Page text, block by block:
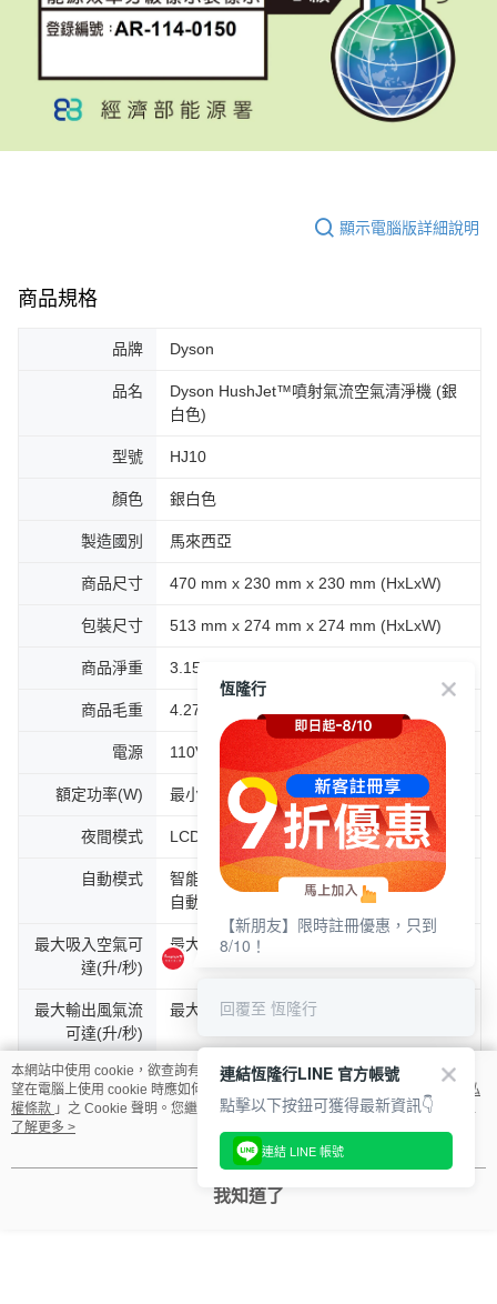
顯示電腦版詳細說明
商品規格
品牌 Dyson
品名
Dyson HushJet™噴射氣流空氣清淨機 (銀
白色)
型號 HJ10
顏色 銀白色
製造國別 馬來西亞
商品尺寸 470 mm x 230 mm x 230 mm (HxLxW)
包裝尺寸 513 mm x 274 mm x 274 mm (HxLxW)
商品淨重 3.15 kg
商品毛重 4.27 kg
電源 110V
額定功率(W) 最小風速 20W / 最大風速 50W
夜間模式 LCD螢幕變暗、預設在2段風速。
自動模式
智能感測器偵測空氣中污染物的變化，然後
自動調整風速以維護空氣潔淨安全。
最大吸入空氣可
達(升/秒)
最大風速（Speed 10）68.3 L/s
最大輸出風氣流
可達(升/秒)
最大風速（Speed 10）380 L/s
顆粒物 CADR >250 m³/h
甲醛 CADR >133 m³/h
PM2.5濃度/PM10濃度/濾網使用壽命
本網站中使用 cookie，欲查詢有關本網站使用 cookie 方式之詳情，及若您不希
望在電腦上使用 cookie 時應如何變更電腦的 cookie 設定，請參閱本網站「
隱私
權條款 」之 Cookie 聲明。您繼續使用本網站即表示您同意本公司得按本網站使
用條款之 Cookie 聲明使用 cookie。
了解更多 >
我知道了
恆隆行
【新朋友】限時註冊優惠，只到
8/10！
回覆至 恆隆行